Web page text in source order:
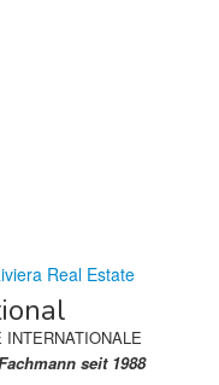
seit 1988